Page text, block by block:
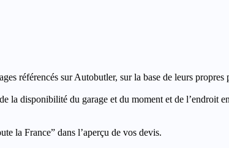
référencés sur Autobutler, sur la base de leurs
la disponibilité du garage et du moment et de l’endroit
la France” dans l’aperçu de vos devis.